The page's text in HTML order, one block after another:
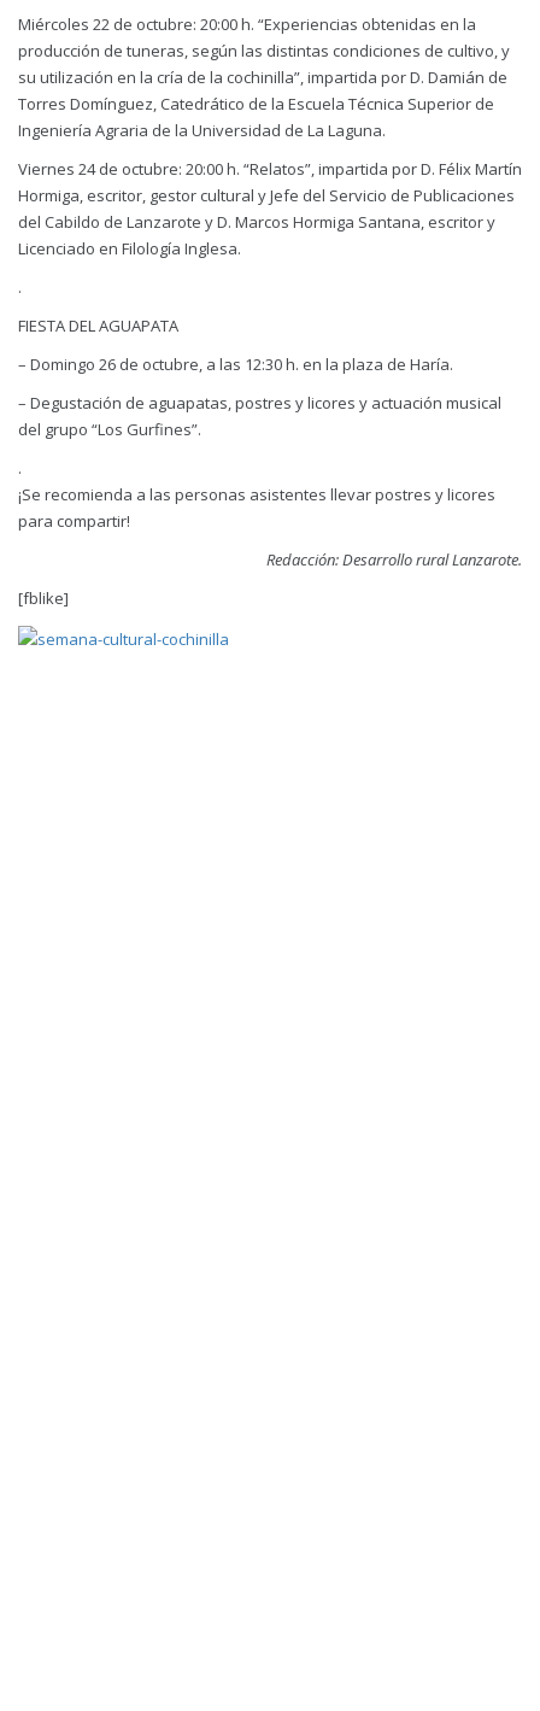
Miércoles 22 de octubre: 20:00 h. “Experiencias obtenidas en la
producción de tuneras, según las distintas condiciones de cultivo, y
su utilización en la cría de la cochinilla”, impartida por D. Damián de
Torres Domínguez, Catedrático de la Escuela Técnica Superior de
Ingeniería Agraria de la Universidad de La Laguna.
Viernes 24 de octubre: 20:00 h. “Relatos”, impartida por D. Félix Martín
Hormiga, escritor, gestor cultural y Jefe del Servicio de Publicaciones
del Cabildo de Lanzarote y D. Marcos Hormiga Santana, escritor y
Licenciado en Filología Inglesa.
.
FIESTA DEL AGUAPATA
– Domingo 26 de octubre, a las 12:30 h. en la plaza de Haría.
– Degustación de aguapatas, postres y licores y actuación musical
del grupo “Los Gurfines”.
.
¡Se recomienda a las personas asistentes llevar postres y licores
para compartir!
Redacción: Desarrollo rural Lanzarote.
[fblike]